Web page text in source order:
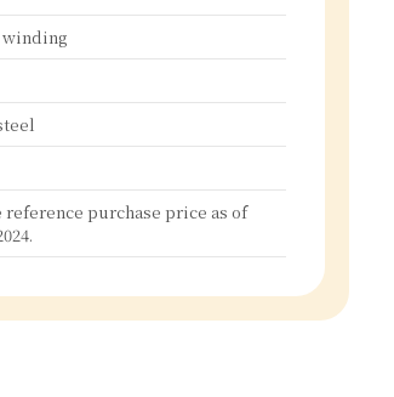
winding
reference purchase price as of